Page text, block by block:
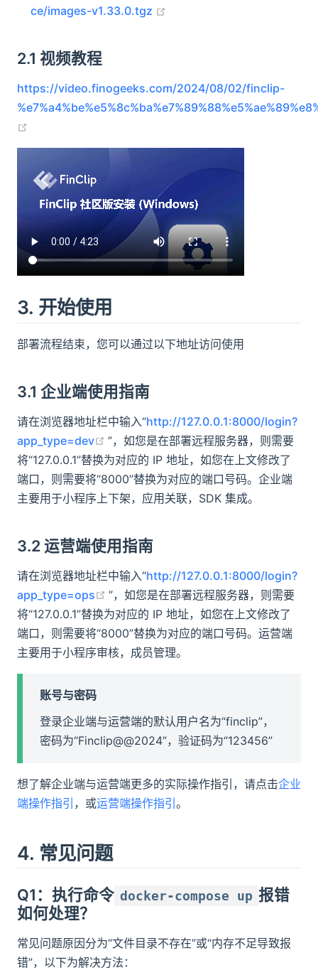
ce/images-v1.33.0.tgz
2.1 视频教程
https://video.finogeeks.com/2024/08/02/finclip-
3. 开始使用
部署流程结束，您可以通过以下地址访问使用
3.1 企业端使用指南
请在浏览器地址栏中输入“http://127.0.0.1:8000/login?
app_type=dev
(opens new window)
”，如您是在部署远程服务器，则需要
将“127.0.0.1”替换为对应的 IP 地址，如您在上文修改了
端口，则需要将“8000”替换为对应的端口号码。企业端
主要用于小程序上下架，应用关联，SDK 集成。​
3.2 运营端使用指南
请在浏览器地址栏中输入“http://127.0.0.1:8000/login?
app_type=ops
(opens new window)
”，如您是在部署远程服务器，则需要
将“127.0.0.1”替换为对应的 IP 地址，如您在上文修改了
端口，则需要将“8000”替换为对应的端口号码。运营端
主要用于小程序审核，成员管理。​
账号与密码
登录企业端与运营端的默认用户名为“finclip”，
密码为“Finclip@@2024”​，验证码为“123456”
想了解企业端与运营端更多的实际操作指引，请点击企业
端操作指引 ，或运营端操作指引。
4. 常见问题
Q1：执行命令 docker-compose up 报错
如何处理？
常见问题原因分为“文件目录不存在”或“内存不足导致报
错”，以下为解决方法：​